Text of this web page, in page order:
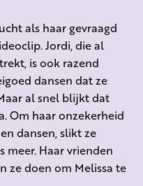
als haar gevraagd
Jordi, die al
is ook razend
dansen dat ze
al snel blijkt dat
Om haar onzekerheid
dansen, slikt ze
meer. Haar vrienden
ze doen om Melissa te